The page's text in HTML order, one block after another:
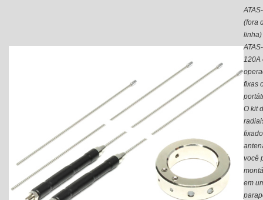
(fora
linha)
ATAS-
120A
fixas
O kit
você
em